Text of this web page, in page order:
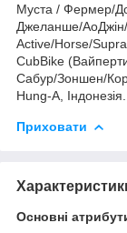
Муста / Фермер/
Джеланше/АоДжін/
Active/Horse/
CubBike
Сабур/Зоншен/
Hung-A, Індонезія.
Приховати
Основні